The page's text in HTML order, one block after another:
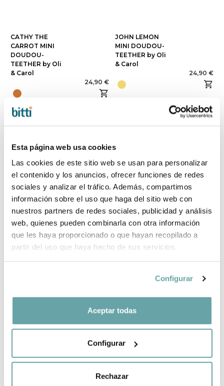
Esta página web usa cookies
Las cookies de este sitio web se usan para personalizar
el contenido y los anuncios, ofrecer funciones de redes
sociales y analizar el tráfico. Además, compartimos
información sobre el uso que haga del sitio web con
nuestros partners de redes sociales, publicidad y análisis
web, quienes pueden combinarla con otra información
que les haya proporcionado o que hayan recopilado a
partir del uso que haya hecho de sus servicios.
Configurar
Aceptar todas
Configurar
Rechazar
CATHY THE
CARROT MINI
DOUDOU-
TEETHER by Oli
& Carol
24,90 €
JOHN LEMON
MINI DOUDOU-
TEETHER by Oli
& Carol
24,90 €
CATHY THE
24,90 €
ELI THE CLOVER